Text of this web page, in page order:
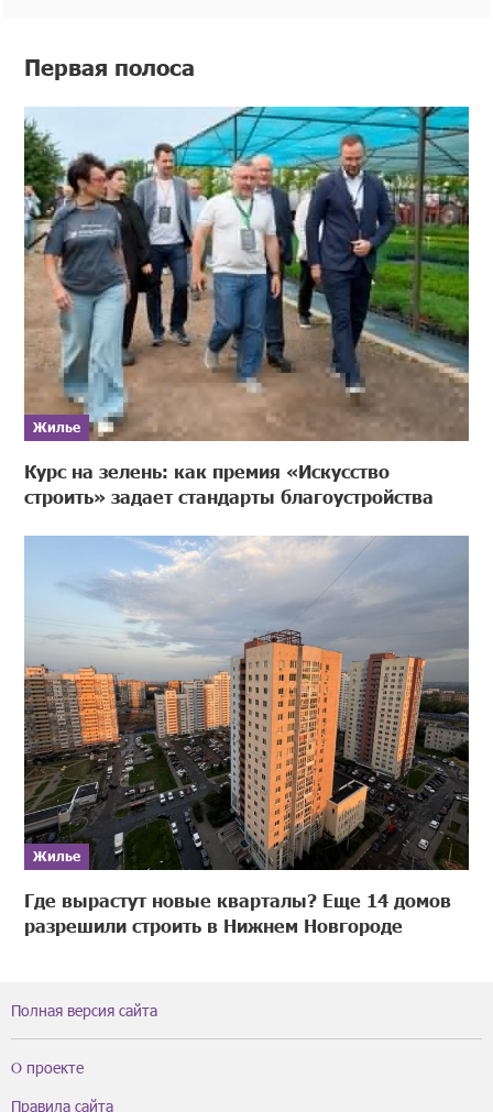
Первая полоса
Жилье
Курс на зелень: как премия «Искусство
строить» задает стандарты благоустройства
Жилье
Где вырастут новые кварталы? Еще 14 домов
разрешили строить в Нижнем Новгороде
Полная версия сайта
О проекте
Правила сайта